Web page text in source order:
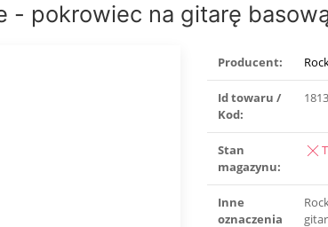
- pokrowiec na gitarę
Producent:
Id towaru /
Kod:
Stan
magazynu:
Inne
oznaczenia